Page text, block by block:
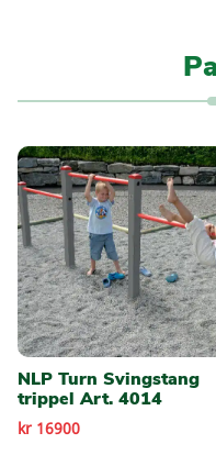
NLP Turn Svingstang
trippel Art. 4014
kr 16900